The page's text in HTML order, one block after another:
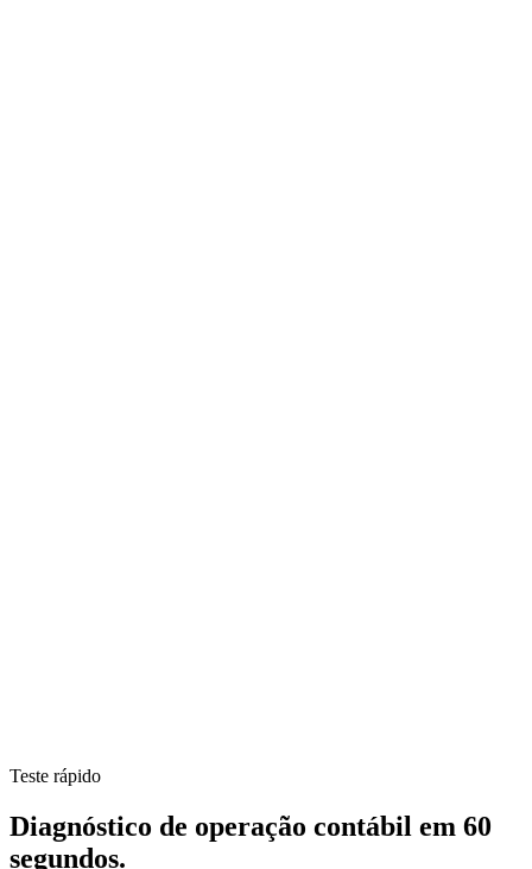
Teste rápido
Diagnóstico de operação contábil em 60
segundos.